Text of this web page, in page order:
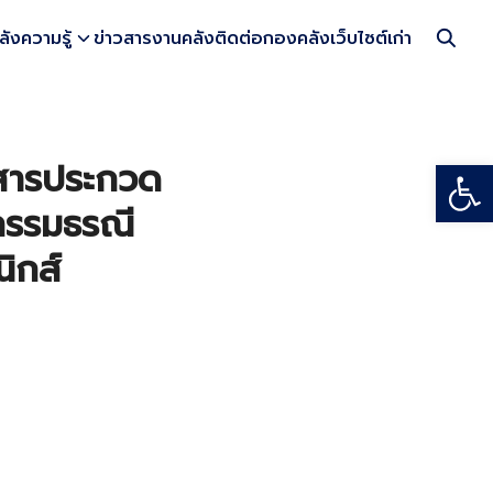
งความรู้ ข่าวสารงานคลังติดต่อกองคลังเว็บไซต์เก่า
รประกวด
รมธรณี
กส์